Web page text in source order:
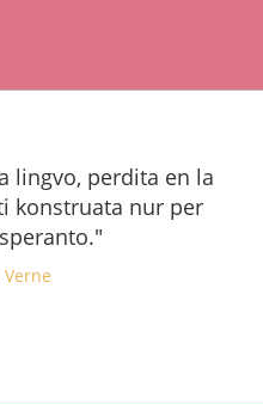
lingvo, perdita en la
konstruata nur per
Verne